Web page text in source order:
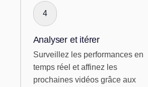
4
Analyser et itérer
Surveillez les performances en
temps réel et affinez les
prochaines vidéos grâce aux